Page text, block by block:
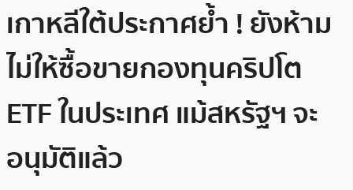
เกาหลีใต้ประกาศย้ำ ! ยังห้าม
ไม่ให้ซื้อขายกองทุนคริปโต
ETF ในประเทศ แม้สหรัฐฯ จะ
อนุมัติแล้ว